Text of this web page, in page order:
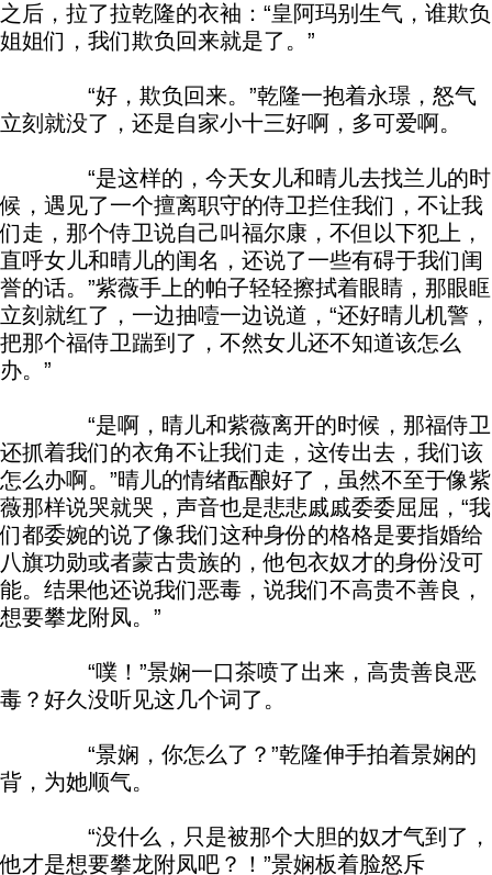
之后，拉了拉乾隆的衣袖：“皇阿玛别生气，谁欺负
姐姐们，我们欺负回来就是了。”
“好，欺负回来。”乾隆一抱着永璟，怒气
立刻就没了，还是自家小十三好啊，多可爱啊。
“是这样的，今天女儿和晴儿去找兰儿的时
候，遇见了一个擅离职守的侍卫拦住我们，不让我
们走，那个侍卫说自己叫福尔康，不但以下犯上，
直呼女儿和晴儿的闺名，还说了一些有碍于我们闺
誉的话。”紫薇手上的帕子轻轻擦拭着眼睛，那眼眶
立刻就红了，一边抽噎一边说道，“还好晴儿机警，
把那个福侍卫踹到了，不然女儿还不知道该怎么
办。”
“是啊，晴儿和紫薇离开的时候，那福侍卫
还抓着我们的衣角不让我们走，这传出去，我们该
怎么办啊。”晴儿的情绪酝酿好了，虽然不至于像紫
薇那样说哭就哭，声音也是悲悲戚戚委委屈屈，“我
们都委婉的说了像我们这种身份的格格是要指婚给
八旗功勋或者蒙古贵族的，他包衣奴才的身份没可
能。结果他还说我们恶毒，说我们不高贵不善良，
想要攀龙附凤。”
“噗！”景娴一口茶喷了出来，高贵善良恶
毒？好久没听见这几个词了。
“景娴，你怎么了？”乾隆伸手拍着景娴的
背，为她顺气。
“没什么，只是被那个大胆的奴才气到了，
他才是想要攀龙附凤吧？！”景娴板着脸怒斥